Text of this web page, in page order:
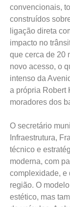
convencionais,
construídos
ligação direta
impacto no
que cerca de 20
novo acesso, o
intenso da
a própria Robert
moradores dos
O secretário
Infraestrutura,
técnico e
moderna, com
complexidade, e
região. O
estético, mas